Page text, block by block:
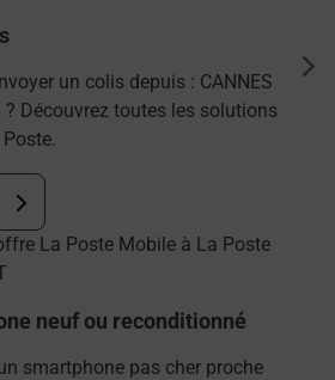
un colis depuis : CANNES
Découvrez toutes les solutions
neuf ou reconditionné
smartphone pas cher proche